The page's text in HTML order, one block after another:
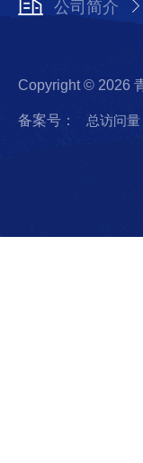
公司简介
Copyright © 2026
备案号： 总访问量